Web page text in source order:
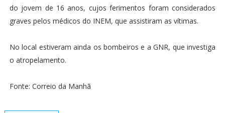
do jovem de 16 anos, cujos ferimentos foram considerados
graves pelos médicos do INEM, que assistiram as vítimas.
No local estiveram ainda os bombeiros e a GNR, que investiga
o atropelamento.
Fonte: Correio da Manhã